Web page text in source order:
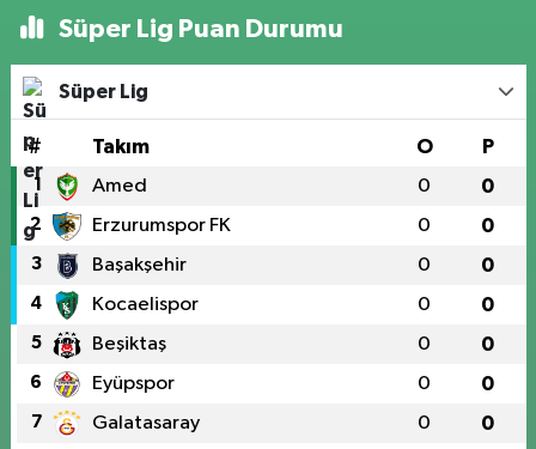
Süper Lig Puan Durumu
Süper Lig
# Takım O P
1 Amed 0 0
2 Erzurumspor FK 0 0
3 Başakşehir 0 0
4 Kocaelispor 0 0
5 Beşiktaş 0 0
6 Eyüpspor 0 0
7 Galatasaray 0 0